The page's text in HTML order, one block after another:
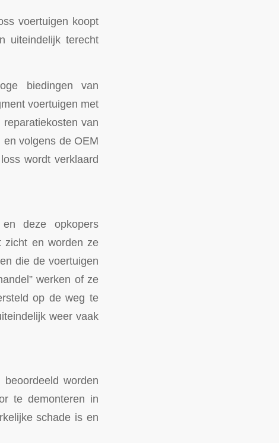
voertuigen koopt
uiteindelijk terecht
biedingen van
voertuigen met
van
volgens de OEM
wordt verklaard
deze opkopers
zicht en worden ze
die de voertuigen
werken of ze
op de weg te
weer vaak
worden
te demonteren in
schade is en